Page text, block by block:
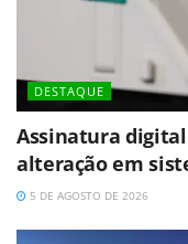
DESTAQUE
Assinatura
alteração em
5 DE AGOSTO DE 2026